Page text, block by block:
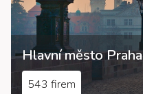
Hlavní město Praha
543 firem